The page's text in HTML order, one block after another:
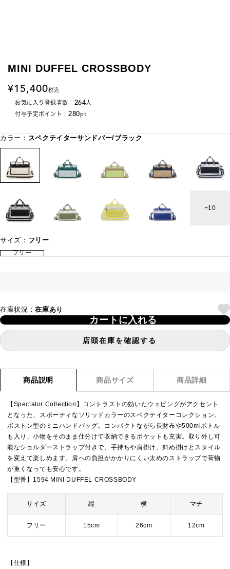
MINI DUFFEL CROSSBODY
15,400税込
お気に入り登録者数： 264人
付与予定ポイント： 280pt
カラー： スペクテイターサンドバー/ブラック
10
サイズ： フリー
フリー
在庫状況：在庫あり
カートに入れる
店頭在庫を確認する
商品説明 商品サイズ 商品詳細
【Spectator Collection】コントラストの効いたウェビングがアクセント
となった、スポーティなソリッドカラーのスペクテイターコレクション。
ボストン型のミニハンドバッグ。コンパクトながら長財布や500mlボトル
も入り、小物をそのまま仕分けて収納できるポケットも充実。取り外し可
能なショルダーストラップ付きで、手持ちや肩掛け、斜め掛けとスタイル
を変えて楽しめます。肩への負担がかかりにくい太めのストラップで荷物
が重くなっても安心です。
【型番】1594 MINI DUFFEL CROSSBODY
サイズ 縦 横 マチ
フリー 15cm 26cm 12cm
【仕様】